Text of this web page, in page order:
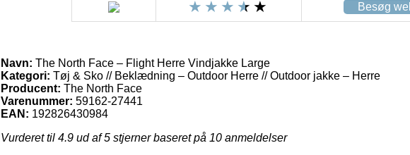
Besøg
Navn: The North Face – Flight Herre Vindjakke Large
Kategori: Tøj & Sko // Beklædning – Outdoor Herre // Outdoor jakke – Herre
Producent: The North Face
Varenummer: 59162-27441
EAN: 192826430984
Vurderet til 4.9 ud af 5 stjerner baseret på 10 anmeldelser